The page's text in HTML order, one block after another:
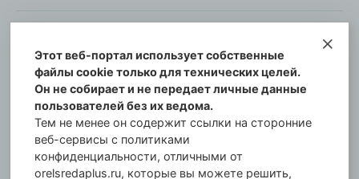
© Информационный городской портал
Орловская cреда-плюс, 2021-2026
Свидетельство о регистрации СМИ: ПИ №57-
00254 от 29 октября 2013 г.
Газета зарегистрирована Управлением
Федеральной службы по надзору в сфере связи,
информационных технологий и массовых
Этот веб-портал использует собственные
файлы cookie только для технических целей.
Он не собирает и не передает личные данные
пользователей без их ведома.
Тем не менее он содержит ссылки на сторонние
веб-сервисы с политиками
конфиденциальности, отличными от
orelsredaplus.ru, которые вы можете решить,